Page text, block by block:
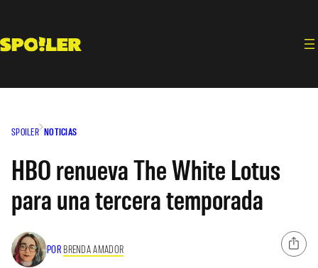
contenido
SPOILER NOTICIAS
HBO renueva The White Lotus
para una tercera temporada
POR BRENDA AMADOR